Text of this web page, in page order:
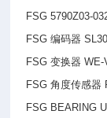
FSG 5790Z03-
FSG编码器
FSG变换器
FSG角度传感
FSG